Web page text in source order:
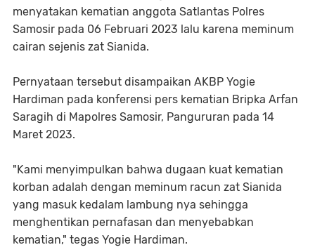
menyatakan kematian anggota Satlantas Polres
Samosir pada 06 Februari 2023 lalu karena meminum
cairan sejenis zat Sianida.
Pernyataan tersebut disampaikan AKBP Yogie
Hardiman pada konferensi pers kematian Bripka Arfan
Saragih di Mapolres Samosir, Pangururan pada 14
Maret 2023.
"Kami menyimpulkan bahwa dugaan kuat kematian
korban adalah dengan meminum racun zat Sianida
yang masuk kedalam lambung nya sehingga
menghentikan pernafasan dan menyebabkan
kematian," tegas Yogie Hardiman.